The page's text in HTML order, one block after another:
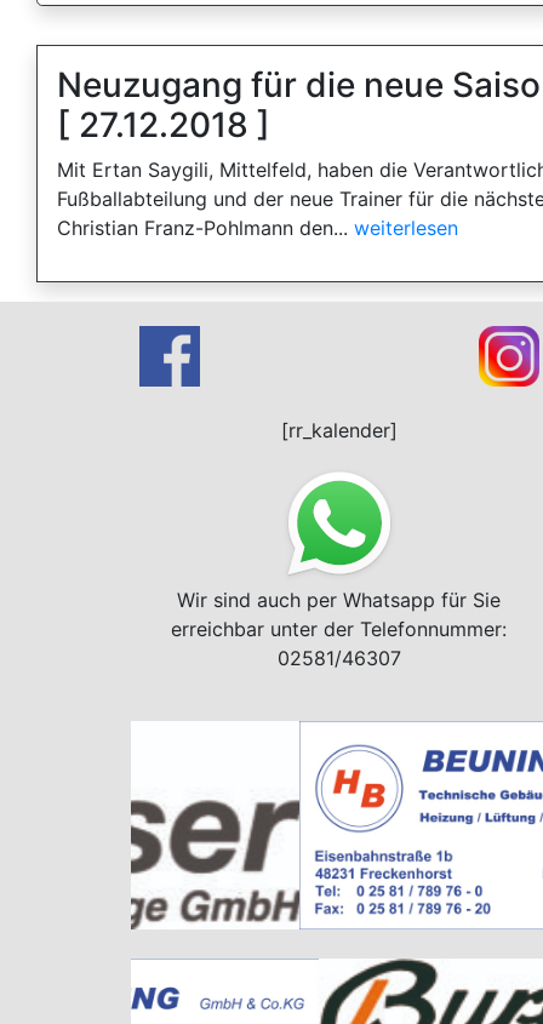
Neuzugang für die neue
[ 27.12.2018 ]
Mit Ertan Saygili, Mittelfeld, haben die
Fußballabteilung und der neue Trainer für die
Christian Franz-Pohlmann den... weiterlesen
[rr_kalender]
Wir sind auch per Whatsapp für Sie
erreichbar unter der Telefonnummer:
02581/46307